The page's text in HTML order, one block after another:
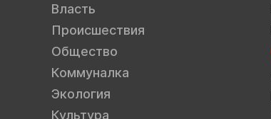
Власть
Происшествия
Общество
Коммуналка
Экология
Культура